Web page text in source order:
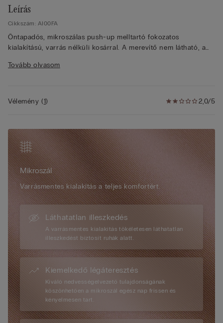
Leírás
Cikkszám: AI00FA
Öntapadós, mikroszálas push-up melltartó fokozatos
kialakítású, varrás nélküli kosárral. A merevítő nem látható, a
pántokon lévő hipoallergén öntapadó gél kitűnő tartást és
sértetlen. A hibás termék visszaküldése mindig garantált.
Tovább olvasom
2,0/5
Vélemény(1)
Mikroszál
Varrásmentes kialakítás a teljes komfortért.
Láthatatlan illeszkedés
A varrásmentes kialakítás tökéletesen láthatatlan
illeszkedést biztosít ruhák alatt.
Kiemelkedő légáteresztés
Kiváló nedvességelvezető tulajdonságának
köszönhetően a mikroszál egész nap frissen és
kényelmesen tart.